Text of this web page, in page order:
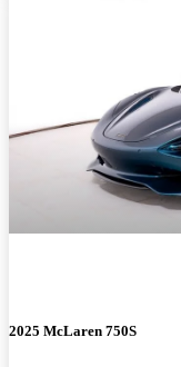
2025 McLaren 750S